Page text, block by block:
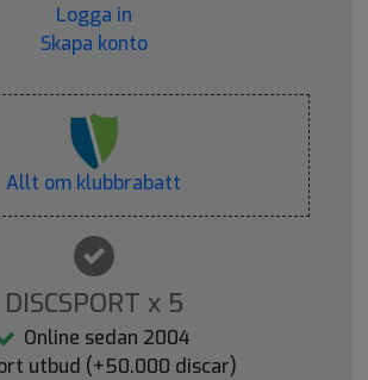
Logga in
Skapa konto
Allt om klubbrabatt
DISCSPORT x 5
Online sedan 2004
utbud (+50.000 discar)